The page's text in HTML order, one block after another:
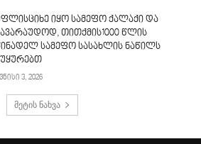
იყო სამეფო ქალაქი და
თითქმის1000 წლის
სამეფო სასახლის ნაწილს
3, 2026
მეტის ნახვა